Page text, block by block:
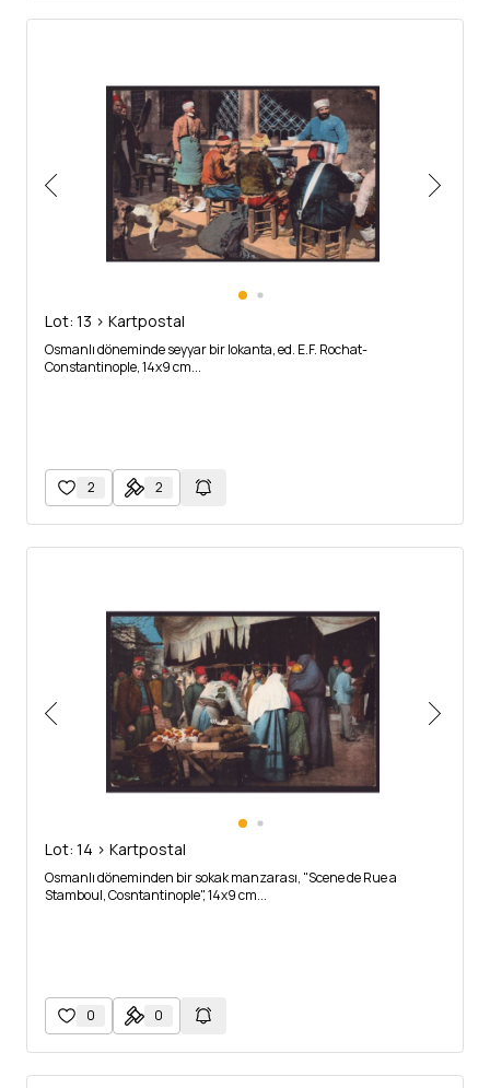
Lot: 13 > Kartpostal
Osmanlı döneminde seyyar bir lokanta, ed. E.F. Rochat-
Constantinople, 14x9 cm...
2 2
Lot: 14 > Kartpostal
Osmanlı döneminden bir sokak manzarası, "Scene de Rue a
Stamboul, Cosntantinople", 14x9 cm...
0 0